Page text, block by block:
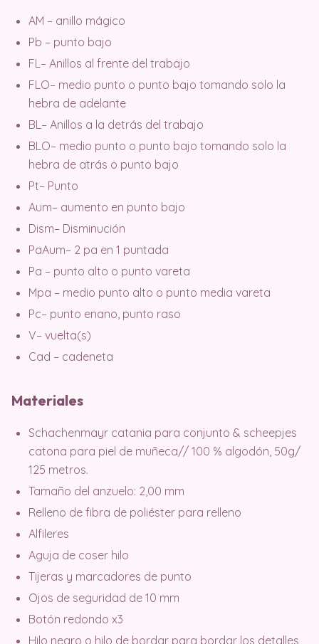
AM – anillo mágico
Pb – punto bajo
FL– Anillos al frente del trabajo
FLO– medio punto o punto bajo tomando solo la
hebra de adelante
BL– Anillos a la detrás del trabajo
BLO– medio punto o punto bajo tomando solo la
hebra de atrás o punto bajo
Pt– Punto
Aum– aumento en punto bajo
Dism– Disminución
PaAum– 2 pa en 1 puntada
Pa – punto alto o punto vareta
Mpa – medio punto alto o punto media vareta
Pc– punto enano, punto raso
V– vuelta(s)
Cad – cadeneta
Materiales
Schachenmayr catania para conjunto & scheepjes
catona para piel de muñeca// 100 % algodón, 50g/
125 metros.
Tamaño del anzuelo: 2,00 mm
Relleno de fibra de poliéster para relleno
Alfileres
Aguja de coser hilo
Tijeras y marcadores de punto
Ojos de seguridad de 10 mm
Botón redondo x3
Hilo negro o hilo de bordar para bordar los detalles